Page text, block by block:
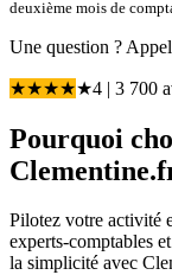
deuxième mois de
Une question ?
★★★★★4 | 3 700
Pourquoi
Pilotez votre activité
experts-comptables
la simplicité avec